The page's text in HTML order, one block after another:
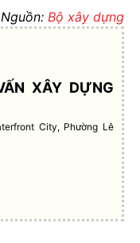
Nguồn: Bộ xây dựng
XÂY DỰNG
City, Phường Lê